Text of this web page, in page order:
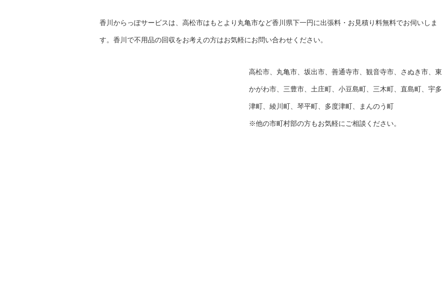
香川からっぽサービスは、高松市はもとより丸亀市など香川県下一円に出張料・お見積り料無料でお伺いしま
す。香川で不用品の回収をお考えの方はお気軽にお問い合わせください。
高松市、丸亀市、坂出市、善通寺市、観音寺市、さぬき市、東
かがわ市、三豊市、土庄町、小豆島町、三木町、直島町、宇多
津町、綾川町、琴平町、多度津町、まんのう町
※他の市町村部の方もお気軽にご相談ください。